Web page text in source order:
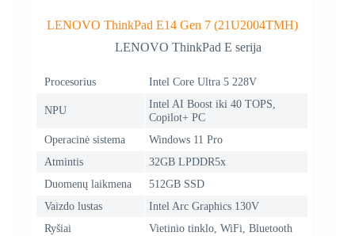
LENOVO ThinkPad E14 Gen 7 (21U2004TMH)
LENOVO ThinkPad E serija
Procesorius Intel Core Ultra 5 228V
NPU
Intel AI Boost iki 40 TOPS,
Copilot+ PC
Operacinė sistema
Windows 11 Pro
Atmintis
32GB LPDDR5x
Duomenų laikmena
512GB SSD
Vaizdo lustas
Intel Arc Graphics 130V
Ryšiai
Vietinio tinklo, WiFi, Bluetooth